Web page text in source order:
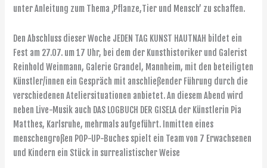
unter Anleitung zum Thema ‚Pflanze,Tier und Mensch’ zu schaffen.
Den Abschluss dieser Woche JEDEN TAG KUNST HAUTNAH bildet ein
Fest am 27.07. um 17 Uhr, bei dem der Kunsthistoriker und Galerist
Reinhold Weinmann, Galerie Grandel, Mannheim, mit den beteiligten
Künstler/innen ein Gespräch mit anschließender Führung durch die
verschiedenen Ateliersituationen anbietet. An diesem Abend wird
neben Live-Musik auch DAS LOGBUCH DER GISELA der Künstlerin Pia
Matthes, Karlsruhe, mehrmals aufgeführt. Inmitten eines
menschengroßen POP-UP-Buches spielt ein Team von 7 Erwachsenen
und Kindern ein Stück in surrealistischer Weise